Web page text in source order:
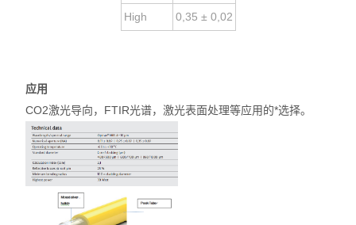
High 0,35 ± 0,02
应用
CO2激光导向，FTIR光谱，激光表面处理等应用的*选择。